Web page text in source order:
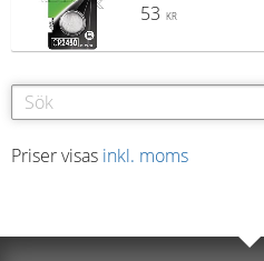
53 KR
Priser visas inkl. moms